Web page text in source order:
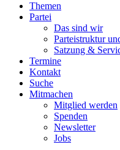
Themen
Partei
Das sind wir
Parteistruktur
Satzung &
Termine
Kontakt
Suche
Mitmachen
Mitglied werden
Spenden
Newsletter
Jobs